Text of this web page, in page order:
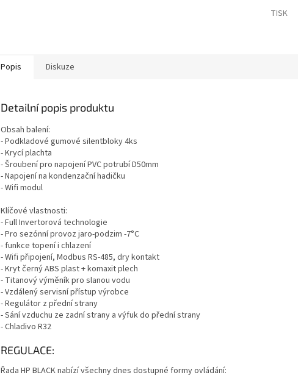
TISK
Popis Diskuze
Detailní popis produktu
Obsah balení:
- Podkladové gumové silentbloky 4ks
- Krycí plachta
- Šroubení pro napojení PVC potrubí D50mm
- Napojení na kondenzační hadičku
- Wifi modul
Klíčové vlastnosti:
- Full Invertorová technologie
- Pro sezónní provoz jaro-podzim -7°C
- funkce topení i chlazení
- Wifi připojení, Modbus RS-485, dry kontakt
- Kryt černý ABS plast + komaxit plech
- Titanový výměník pro slanou vodu
- Vzdálený servisní přístup výrobce
- Regulátor z přední strany
- Sání vzduchu ze zadní strany a výfuk do přední strany
- Chladivo R32
REGULACE:
Řada HP BLACK nabízí všechny dnes dostupné formy ovládání: